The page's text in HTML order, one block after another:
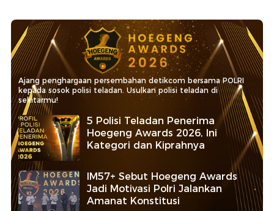
Ajang penghargaan persembahan detikcom bersama POLRI
kepada sosok polisi teladan. Usulkan polisi teladan di
sekitarmu!
5 Polisi Teladan Penerima
Hoegeng Awards 2026, Ini
Kategori dan Kiprahnya
IM57+ Sebut Hoegeng Awards
Jadi Motivasi Polri Jalankan
Amanat Konstitusi